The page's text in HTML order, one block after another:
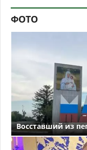
ФОТО
Восставший из